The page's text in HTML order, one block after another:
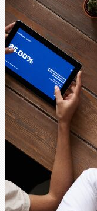
× 80°の
ードを切
ることな
うにしま
密度なス